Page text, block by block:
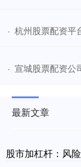
· 杭州股票配资平
· 宣城股票配资公
最新文章
股市加杠杆：风